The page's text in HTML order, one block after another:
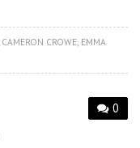
CAMERON CROWE, EMMA
0